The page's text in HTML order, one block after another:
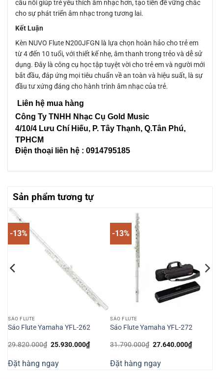
cầu nối giúp trẻ yêu thích âm nhạc hơn, tạo tiền đề vững chắc
cho sự phát triển âm nhạc trong tương lai.
Kết Luận
Kèn NUVO Flute N200JFGN là lựa chọn hoàn hảo cho trẻ em
từ 4 đến 10 tuổi, với thiết kế nhẹ, âm thanh trong trẻo và dễ sử
dụng. Đây là công cụ học tập tuyệt vời cho trẻ em và người mới
bắt đầu, đáp ứng mọi tiêu chuẩn về an toàn và hiệu suất, là sự
đầu tư xứng đáng cho hành trình âm nhạc của trẻ.
Liên hệ mua hàng
Công Ty TNHH Nhạc Cụ Gold Music
4/10/4 Lưu Chí Hiếu, P. Tây Thạnh, Q.Tân Phú,
TPHCM
Điện thoại liên hệ : 0914795185
Sản phẩm tương tự
-13%
SÁO FLUTE
Sáo Flute Yamaha YFL-262
29.820.000₫ Giá
29.820.000₫.
25.930.000₫Giá
hiện
25.930.000₫.
Đặt hàng ngay
-13%
SÁO FLUTE
Sáo Flute Yamaha YFL-272
31.790.000₫ Giá
31.790.000₫.
27.640.000₫Giá
hiện
Đặt hàng ngay